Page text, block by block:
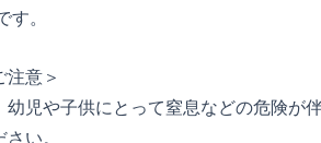
。
注意＞
幼児や子供にとって窒息などの危険
い。